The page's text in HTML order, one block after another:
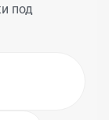
под